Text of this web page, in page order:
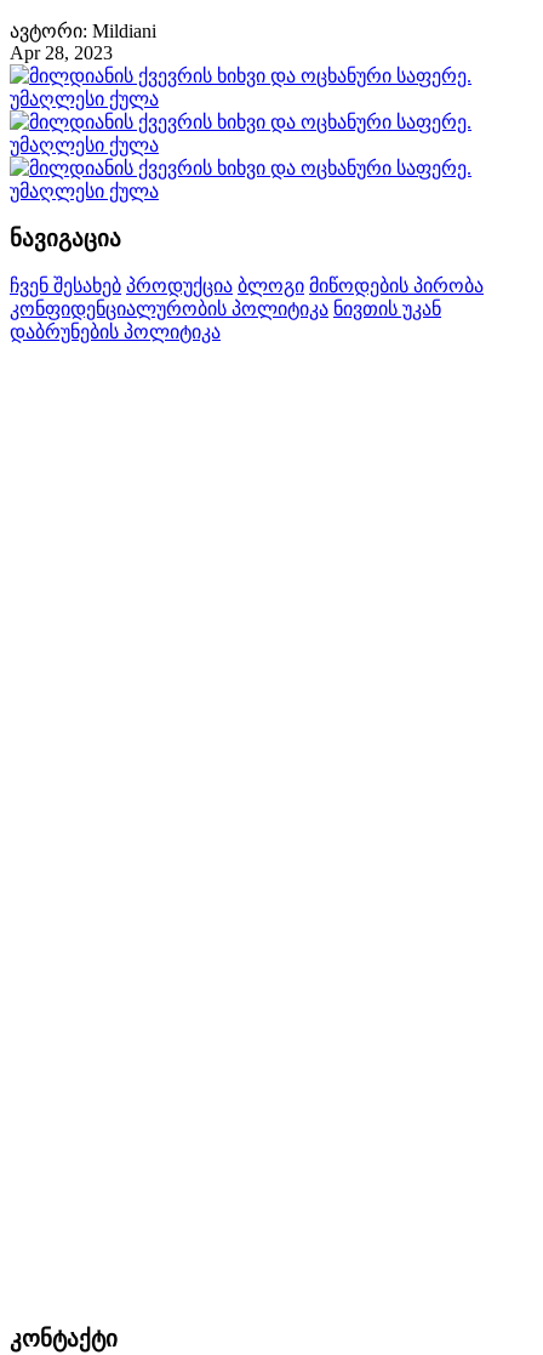
ავტორი: Mildiani
Apr 28, 2023
ნავიგაცია
ჩვენ შესახებ პროდუქცია ბლოგი მიწოდების პირობა
კონფიდენციალურობის პოლიტიკა ნივთის უკან
დაბრუნების პოლიტიკა
კონტაქტი